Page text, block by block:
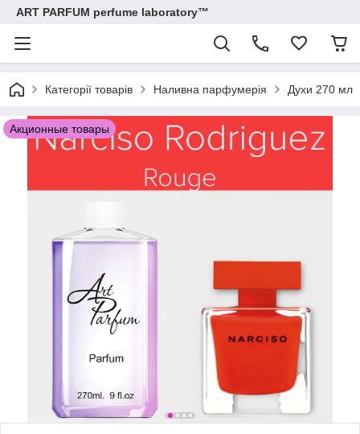
ART PARFUM perfume laboratory™
Категорії товарів Наливна парфумерія Духи 270 мл
Акционные товары